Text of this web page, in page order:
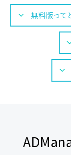
無料版って